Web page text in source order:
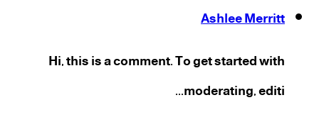
Ashlee Merritt
Hi, this is a comment. To get started with
moderating, editi...